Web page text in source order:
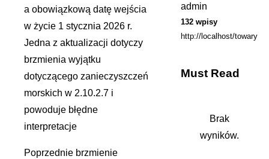
a obowiązkową datę wejścia
w życie 1 stycznia 2026 r.
Jedna z aktualizacji dotyczy
brzmienia wyjątku
dotyczącego zanieczyszczeń
morskich w 2.10.2.7 i
powoduje błędne
interpretacje
Poprzednie brzmienie
admin
132 wpisy
http://localhost/towary
Must Read
Brak
wyników.